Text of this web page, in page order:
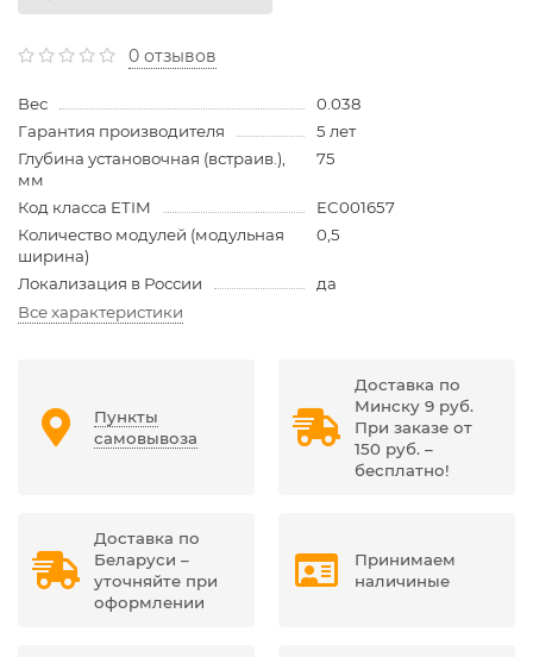
0 отзывов
Вес
0.038
Гарантия производителя
5 лет
Глубина установочная (встраив.),
мм
75
Код класса ETIM
EC001657
Количество модулей (модульная
ширина)
0,5
Локализация в России
да
Все характеристики
Пункты
самовывоза
Доставка по
Минску 9 руб.
При заказе от
150 руб. –
бесплатно!
Доставка по
Беларуси –
уточняйте при
оформлении
Принимаем
наличиные